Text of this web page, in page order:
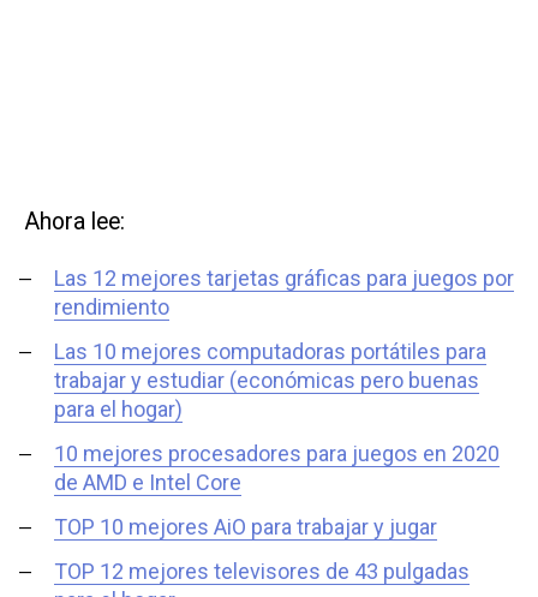
Ahora lee:
Las 12 mejores tarjetas gráficas para juegos por
rendimiento
Las 10 mejores computadoras portátiles para
trabajar y estudiar (económicas pero buenas
para el hogar)
10 mejores procesadores para juegos en 2020
de AMD e Intel Core
TOP 10 mejores AiO para trabajar y jugar
TOP 12 mejores televisores de 43 pulgadas